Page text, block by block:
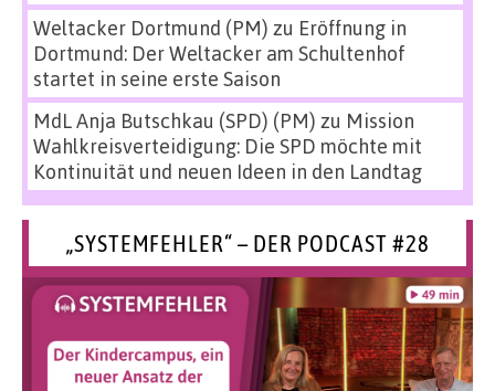
Weltacker Dortmund (PM) zu Eröffnung in
Dortmund: Der Weltacker am Schultenhof
startet in seine erste Saison
MdL Anja Butschkau (SPD) (PM) zu Mission
Wahlkreisverteidigung: Die SPD möchte mit
Kontinuität und neuen Ideen in den Landtag
„SYSTEMFEHLER“ – DER PODCAST #28